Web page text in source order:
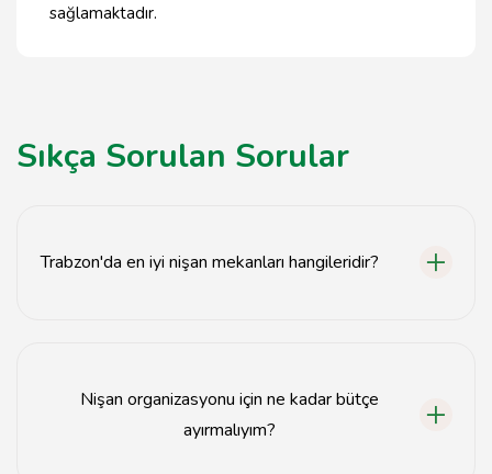
sağlamaktadır.
Sıkça Sorulan Sorular
Trabzon'da en iyi nişan mekanları hangileridir?
Nişan organizasyonu için ne kadar bütçe
ayırmalıyım?